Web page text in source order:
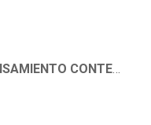
CONTEMPORÁNEO